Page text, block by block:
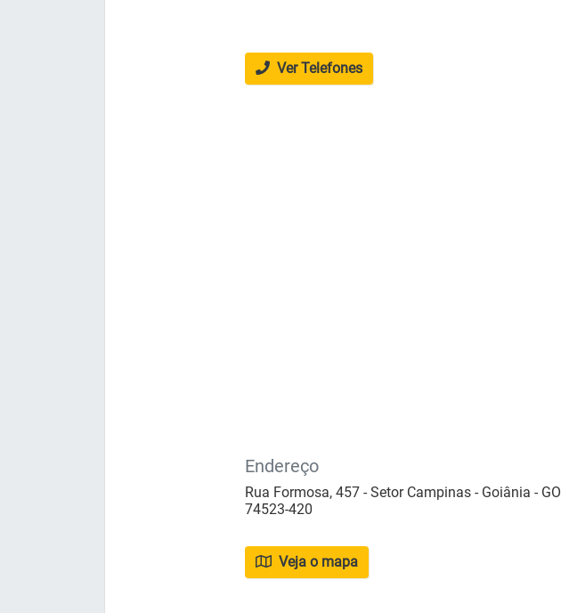
Ver Telefones
Endereço
Rua Formosa, 457 - Setor Campinas - Goiânia - GO
74523-420
Veja o mapa